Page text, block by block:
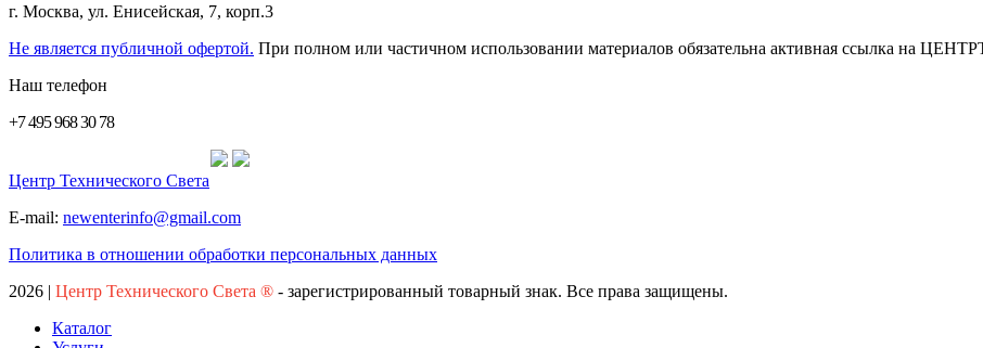
г. Москва, ул. Енисейская, 7, корп.3
Не является публичной офертой. При полном или частичном использовании материалов обязательна активная ссылка на
Наш телефон
+7 495 968 30 78
Центр Технического Света
E-mail: newenterinfo@gmail.com
Политика в отношении обработки персональных данных
2026 | Центр Технического Света ® - зарегистрированный товарный знак. Все права защищены.
Каталог